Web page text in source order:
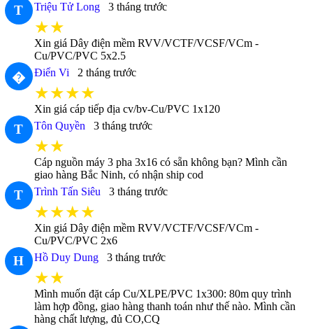
T Triệu Tử Long 3 tháng trước
★★
Xin giá Dây điện mềm RVV/VCTF/VCSF/VCm -
Cu/PVC/PVC 5x2.5
� Điển Vi 2 tháng trước
★★★★
Xin giá cáp tiếp địa cv/bv-Cu/PVC 1x120
T Tôn Quyền 3 tháng trước
★★
Cáp nguồn máy 3 pha 3x16 có sẵn không bạn? Mình cần
giao hàng Bắc Ninh, có nhận ship cod
T Trình Tấn Siêu 3 tháng trước
★★★★
Xin giá Dây điện mềm RVV/VCTF/VCSF/VCm -
Cu/PVC/PVC 2x6
H Hồ Duy Dung 3 tháng trước
★★
Mình muốn đặt cáp Cu/XLPE/PVC 1x300: 80m quy trình
làm hợp đồng, giao hàng thanh toán như thế nào. Mình cần
hàng chất lượng, đủ CO,CQ